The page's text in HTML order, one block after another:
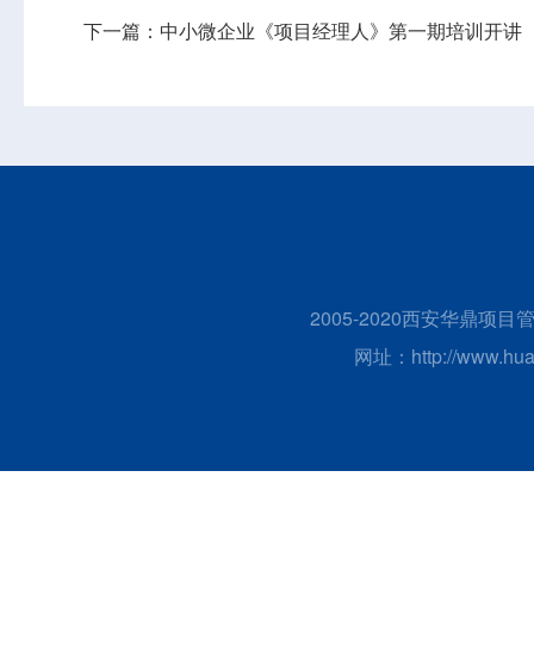
下一篇：中小微企业《项目经理人》第一期培训开讲
2005-2020西安华鼎项目
网址：http://